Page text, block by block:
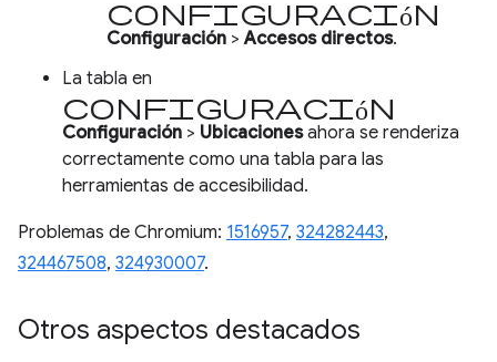
Configuración
Configuración >Accesos directos.
La tabla en
configuración
Configuración > Ubicacionesahora se renderiza
correctamente como una tabla para las
herramientas de accesibilidad.
Problemas de Chromium: 1516957, 324282443,
324467508, 324930007.
Otros aspectos destacados